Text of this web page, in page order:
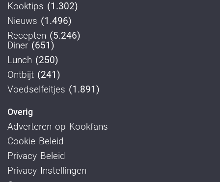
Kooktips (1.302)
Nieuws (1.496)
Recepten (5.246)
Diner (651)
Lunch (250)
Ontbijt (241)
Voedselfeitjes (1.891)
Overig
Adverteren op Kookfans
Cookie Beleid
Privacy Beleid
Privacy Instellingen